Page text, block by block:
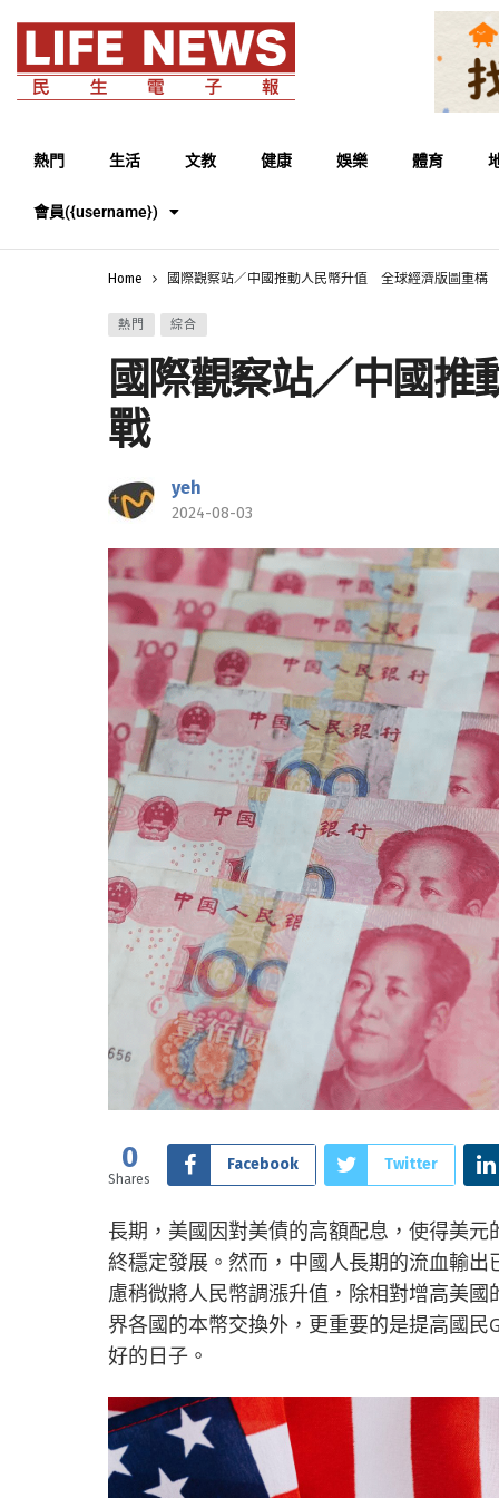
熱門 生活 文教 健康 娛樂 體育
會員({username})
Home 國際觀察站／中國推動人民幣升值 全球經濟版圖重構
熱門 綜合
國際觀察站／中國
戰
yeh
2024-08-03
0
Shares
Facebook Twitter
長期，美國因對美債的高額配息，使得美
終穩定發展。然而，中國人長期的流血輸
慮稍微將人民幣調漲升值，除相對增高美
界各國的本幣交換外，更重要的是提高國
好的日子。